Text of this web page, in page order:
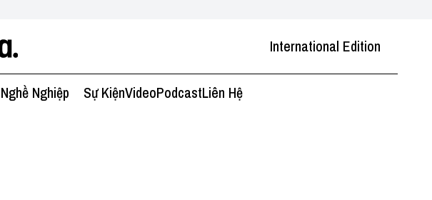
International Edition
Nghề Nghiệp Sự KiệnVideoPodcastLiên Hệ